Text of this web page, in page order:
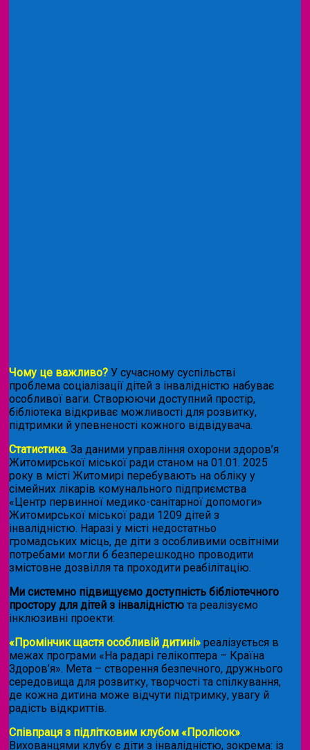
Чому це важливо? У сучасному суспільстві
проблема соціалізації дітей з інвалідністю набуває
особливої ваги. Створюючи доступний простір,
бібліотека відкриває можливості для розвитку,
підтримки й упевненості кожного відвідувача.
Статистика. За даними управління охорони здоров’я
Житомирської міської ради станом на 01.01. 2025
року в місті Житомирі перебувають на обліку у
сімейних лікарів комунального підприємства
«Центр первинної медико-санітарної допомоги»
Житомирської міської ради 1209 дітей з
інвалідністю. Наразі у місті недостатньо
громадських місць, де діти з особливими освітніми
потребами могли б безперешкодно проводити
змістовне дозвілля та проходити реабілітацію.
Ми системно підвищуємо доступність бібліотечного
простору для дітей з інвалідністю та реалізуємо
інклюзивні проекти:
«Промінчик щастя особливій дитині» реалізується в
межах програми «На радарі гелікоптера – Країна
Здоров’я». Мета – створення безпечного, дружнього
середовища для розвитку, творчості та спілкування,
де кожна дитина може відчути підтримку, увагу й
радість відкриттів.
Співпраця з підлітковим клубом «Пролісок».
Вихованцями клубу є діти з інвалідністю, зокрема: із